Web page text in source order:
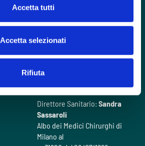
Accetta tutti
Accetta selezionati
RifiutaVideogallery
Direttore Sanitario: Sandra
Sassaroli
Albo dei Medici Chirurghi di
Milano al